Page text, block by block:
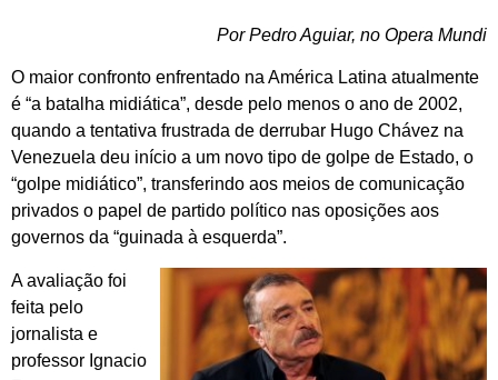
Por Pedro Aguiar, no Opera Mundi
O maior confronto enfrentado na América Latina atualmente
é “a batalha midiática”, desde pelo menos o ano de 2002,
quando a tentativa frustrada de derrubar Hugo Chávez na
Venezuela deu início a um novo tipo de golpe de Estado, o
“golpe midiático”, transferindo aos meios de comunicação
privados o papel de partido político nas oposições aos
governos da “guinada à esquerda”.
A avaliação foi
feita pelo
jornalista e
professor Ignacio